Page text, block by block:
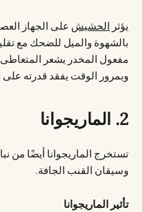
يؤثر الحشيش على الجهاز
بالشهوة والميل للضحك مع
مفعول المخدر يشعر المتعاطى
وبمرور الوقت يفقد قدرته على
2. الماريجوانا
تستخرج الماريجوانا أيضًا من
وسيقان القنب الجافة.
تأثير الماريجوانا